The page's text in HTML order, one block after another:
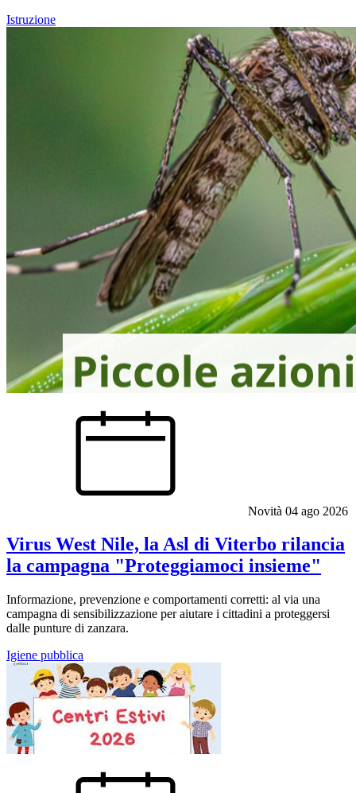
Istruzione
Novità 04 ago 2026
Virus West Nile, la Asl di Viterbo rilancia
la campagna "Proteggiamoci insieme"
Informazione, prevenzione e comportamenti corretti: al via una
campagna di sensibilizzazione per aiutare i cittadini a proteggersi
dalle punture di zanzara.
Igiene pubblica